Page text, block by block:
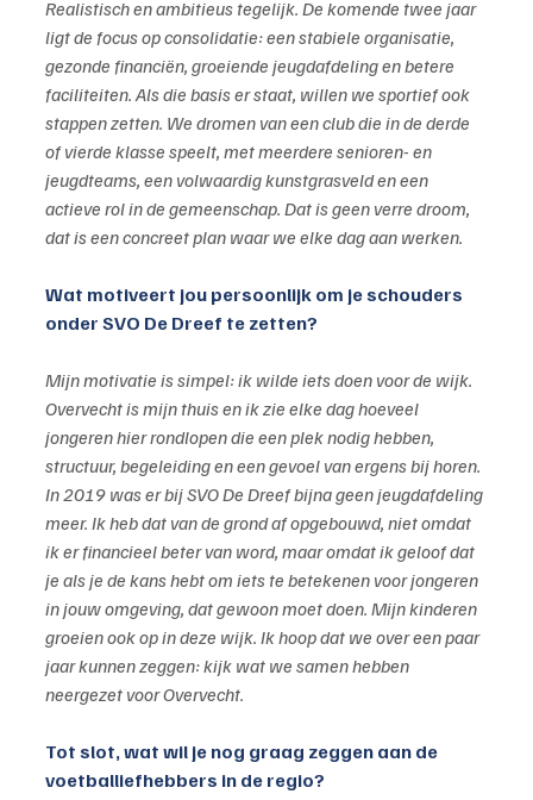
Realistisch en ambitieus tegelijk. De komende twee jaar
ligt de focus op consolidatie: een stabiele organisatie,
gezonde financiën, groeiende jeugdafdeling en betere
faciliteiten. Als die basis er staat, willen we sportief ook
stappen zetten. We dromen van een club die in de derde
of vierde klasse speelt, met meerdere senioren- en
jeugdteams, een volwaardig kunstgrasveld en een
actieve rol in de gemeenschap. Dat is geen verre droom,
dat is een concreet plan waar we elke dag aan werken.
Wat motiveert jou persoonlijk om je schouders
onder SVO De Dreef te zetten?
Mijn motivatie is simpel: ik wilde iets doen voor de wijk.
Overvecht is mijn thuis en ik zie elke dag hoeveel
jongeren hier rondlopen die een plek nodig hebben,
structuur, begeleiding en een gevoel van ergens bij horen.
In 2019 was er bij SVO De Dreef bijna geen jeugdafdeling
meer. Ik heb dat van de grond af opgebouwd, niet omdat
ik er financieel beter van word, maar omdat ik geloof dat
je als je de kans hebt om iets te betekenen voor jongeren
in jouw omgeving, dat gewoon moet doen. Mijn kinderen
groeien ook op in deze wijk. Ik hoop dat we over een paar
jaar kunnen zeggen: kijk wat we samen hebben
neergezet voor Overvecht.
Tot slot, wat wil je nog graag zeggen aan de
voetballiefhebbers in de regio?